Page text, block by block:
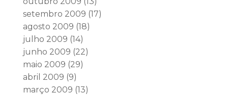
setembro 2009 (17)
agosto 2009 (18)
julho 2009 (14)
junho 2009 (22)
maio 2009 (29)
abril 2009 (9)
março 2009 (13)